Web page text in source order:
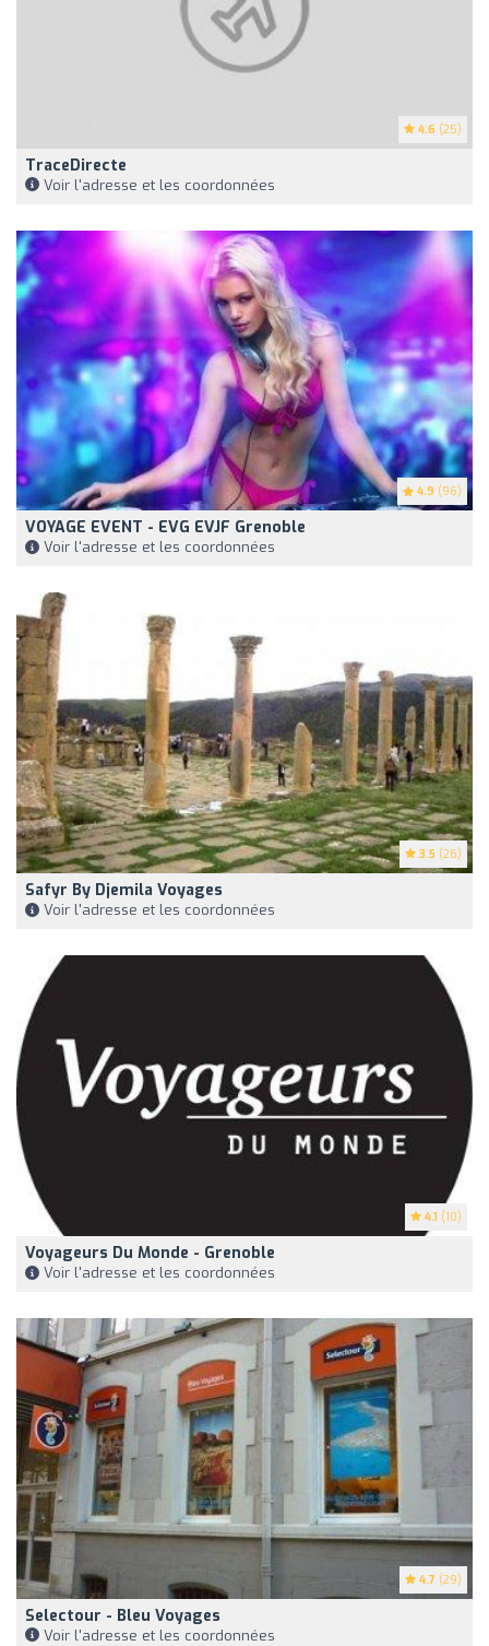
4.6 (25)
TraceDirecte
Voir l'adresse et les coordonnées
4.9 (96)
VOYAGE EVENT - EVG EVJF Grenoble
Voir l'adresse et les coordonnées
3.5 (26)
Safyr By Djemila Voyages
Voir l'adresse et les coordonnées
4.1 (10)
Voyageurs Du Monde - Grenoble
Voir l'adresse et les coordonnées
4.7 (29)
Selectour - Bleu Voyages
Voir l'adresse et les coordonnées